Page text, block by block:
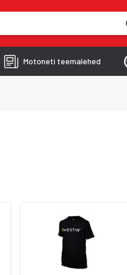
Motoneti teemalehed